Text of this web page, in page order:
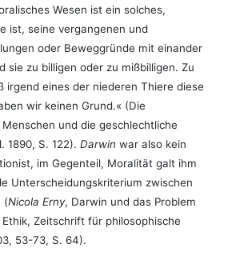
Wesen ist ein solches,
ist, seine vergangenen und
oder Beweggründe mit einander
sie zu billigen oder zu mißbilligen. Zu
irgend eines der niederen Thiere diese
wir keinen Grund.« (Die
und die geschlechtliche
1890, S. 122). Darwin war also kein
im Gegenteil, Moralität galt ihm
Unterscheidungskriterium zwischen
(Nicola Erny, Darwin und das Problem
Zeitschrift für philosophische
53-73, S. 64).